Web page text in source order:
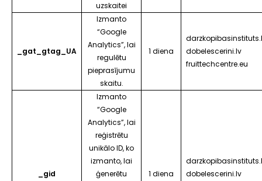
uzskaitei
_gat_gtag_UA
Izmanto
“Google
Analytics”, lai
regulētu
pieprasījumu
skaitu.
1 diena
dobelescerini.lv
fruittechcentre.eu
_gid
Izmanto
“Google
Analytics”, lai
reģistrētu
unikālo ID, ko
izmanto, lai
ģenerētu
1 diena
dobelescerini.lv